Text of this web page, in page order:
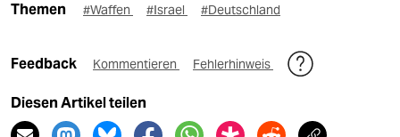
Themen #Waffen #Israel #Deutschland
Feedback Kommentieren Fehlerhinweis
Diesen Artikel teilen